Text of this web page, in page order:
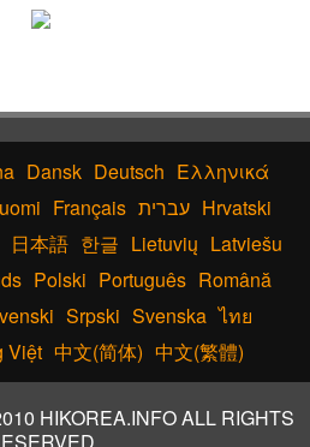
Dansk Deutsch Ελληνικά
Français עברית Hrvatski
日本語 한글 Lietuvių Latviešu
Polski Português Română
Srpski Svenska ไทย
Việt 中文(简体) 中文(繁體)
HIKOREA.INFO ALL RIGHTS